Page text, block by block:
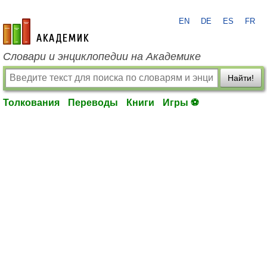
academic.ru
EN DE ES FR
Словари и энциклопедии на Академике
Найти!
Толкования Переводы Книги Игры ⚽